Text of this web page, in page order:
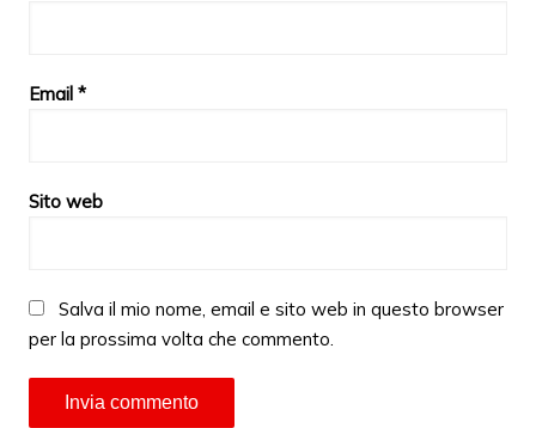
Email *
Sito web
Salva il mio nome, email e sito web in questo browser
per la prossima volta che commento.